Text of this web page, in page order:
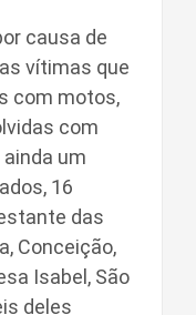
causa de
vítimas que
com motos,
com
um
16
das
Conceição,
Isabel, São
deles